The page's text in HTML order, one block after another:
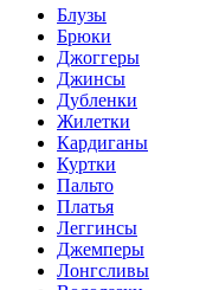
Блузы
Брюки
Джоггеры
Джинсы
Дубленки
Жилетки
Кардиганы
Куртки
Пальто
Платья
Леггинсы
Джемперы
Лонгсливы